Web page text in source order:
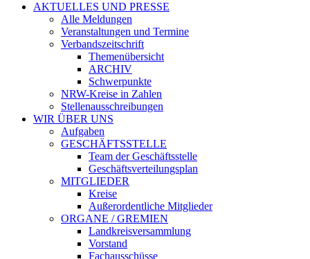
AKTUELLES UND PRESSE
Alle Meldungen
Veranstaltungen und Termine
Verbandszeitschrift
Themenübersicht
ARCHIV
Schwerpunkte
NRW-Kreise in Zahlen
Stellenausschreibungen
WIR ÜBER UNS
Aufgaben
GESCHÄFTSSTELLE
Team der Geschäftsstelle
Geschäftsverteilungsplan
MITGLIEDER
Kreise
Außerordentliche Mitglieder
ORGANE / GREMIEN
Landkreisversammlung
Vorstand
Fachausschüsse